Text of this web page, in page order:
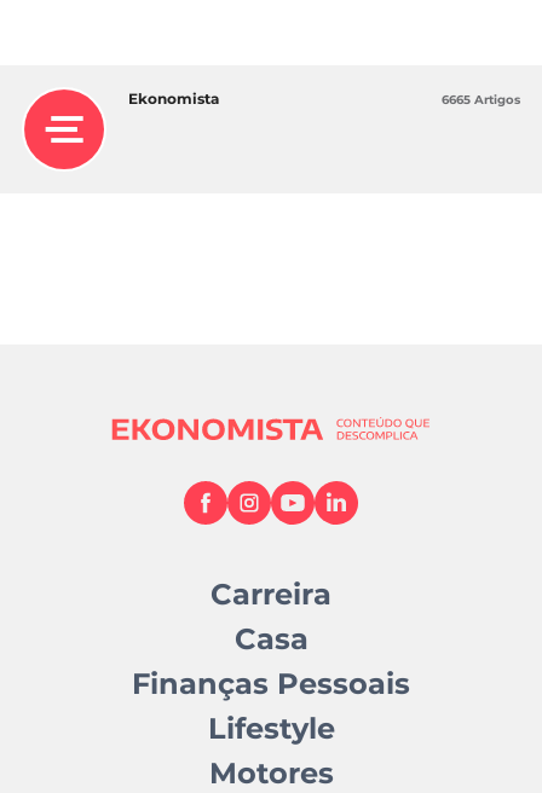
Ekonomista 6665 Artigos
Carreira
Casa
Finanças Pessoais
Lifestyle
Motores